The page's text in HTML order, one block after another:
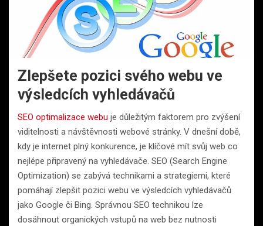
Zlepšete pozici svého webu ve
výsledcích vyhledávačů
SEO optimalizace webu je důležitým faktorem pro zvýšení
viditelnosti a návštěvnosti webové stránky. V dnešní době,
kdy je internet plný konkurence, je klíčové mít svůj web co
nejlépe připravený na vyhledávače. SEO (Search Engine
Optimization) se zabývá technikami a strategiemi, které
pomáhají zlepšit pozici webu ve výsledcích vyhledávačů
jako Google či Bing. Správnou SEO technikou lze
dosáhnout organických vstupů na web bez nutnosti